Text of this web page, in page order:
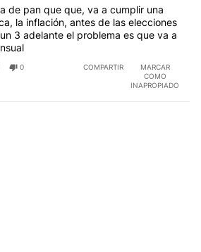
de pan que que, va a cumplir una
la inflación, antes de las elecciones
3 adelante el problema es que va a
0 COMPARTIR
MARCAR
COMO
INAPROPIADO